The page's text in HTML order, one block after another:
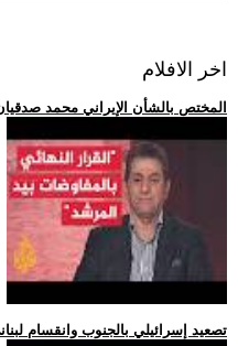
اخر الافلام
.. المختص بالشأن الإيراني محمد
.. تصعيد إسرائيلي بالجنوب وانقسام